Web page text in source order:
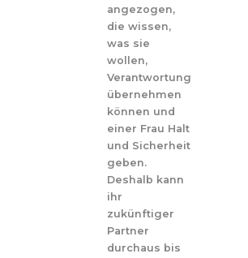
angezogen,
die wissen,
was sie
wollen,
Verantwortung
übernehmen
können und
einer Frau Halt
und Sicherheit
geben.
Deshalb kann
ihr
zukünftiger
Partner
durchaus bis